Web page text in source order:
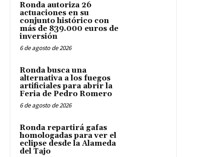
Ronda autoriza 26
actuaciones en su
conjunto histórico con
más de 839.000 euros de
inversión
6 de agosto de 2026
Ronda busca una
alternativa a los fuegos
artificiales para abrir la
Feria de Pedro Romero
6 de agosto de 2026
Ronda repartirá gafas
homologadas para ver el
eclipse desde la Alameda
del Tajo